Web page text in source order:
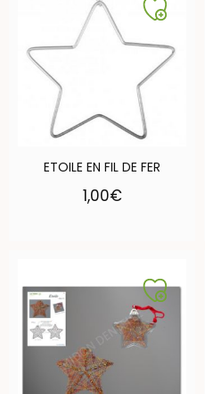
ETOILE EN FIL DE FER
1,00€